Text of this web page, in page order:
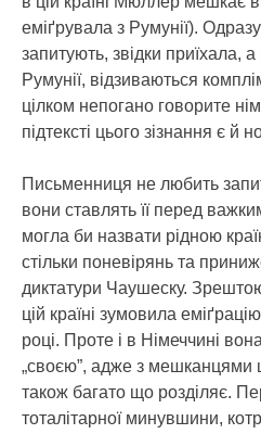
еміґрувала з Румунії).
запитують, звідки приїхала,
Румунії, відзиваються
цілком непогано говорите
підтексті цього зізнання є й
Письменниця не любить
вони ставлять її перед
могла би назвати рідною
стільки поневірянь та
диктатури Чаушеску.
цій країні зумовила
році. Проте і в Німеччині
„своєю”, адже з мешканцями
також багато що розділяє.
тоталітарної минувшини,